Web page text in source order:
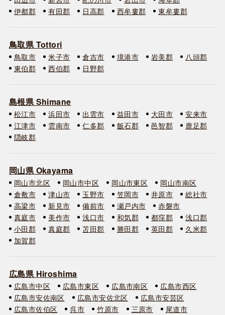
伊都郡
有田郡 日高郡 西牟婁郡 東牟婁郡
鳥取県 Tottori
鳥取市 米子市 倉吉市 境港市 岩美郡
八頭郡
東伯郡
西伯郡 日野郡
島根県 Shimane
松江市 浜田市 出雲市 益田市 大田市
安来市
江津市
雲南市 仁多郡 飯石郡 邑智郡
鹿足郡
隠岐郡
岡山県 Okayama
岡山市北区 岡山市中区 岡山市東区
岡山市南区
倉敷市
津山市 玉野市 笠岡市 井原市
総社市
高梁市
新見市 備前市 瀬戸内市
赤磐市
真庭市
美作市 浅口市 和気郡 都窪郡
浅口郡
小田郡
真庭郡 苫田郡 勝田郡 英田郡
久米郡
加賀郡
広島県 Hiroshima
広島市中区 広島市東区 広島市南区
広島市西区
広島市安佐南区
広島市安佐北区
広島市安芸区
広島市佐伯区
呉市 竹原市 三原市 尾道市